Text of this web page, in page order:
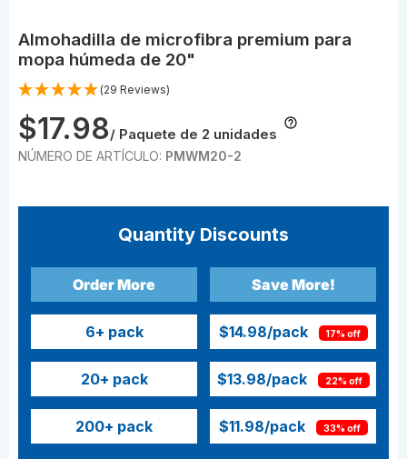
Almohadilla de microfibra premium para
mopa húmeda de 20"
(29 Reviews)
$17.98/ Paquete de 2 unidades
NÚMERO DE ARTÍCULO: PMWM20-2
Quantity Discounts
Order More
6+ pack
20+ pack
200+ pack
Save More!
$14.98/pack 17% off
$13.98/pack 22% off
$11.98/pack 33% off